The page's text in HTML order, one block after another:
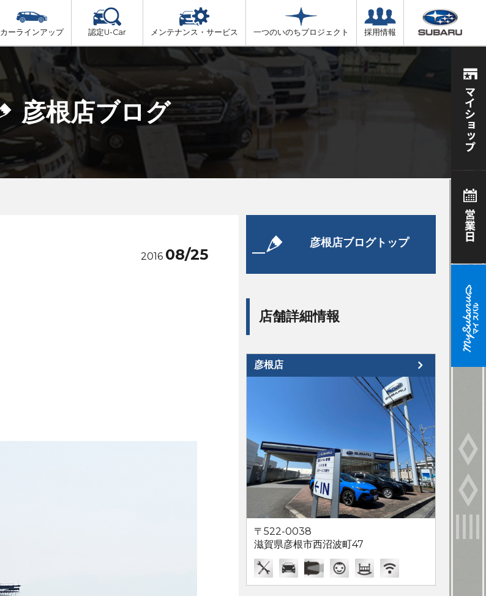
大津市内
湖東地域
東近江地域
カーラインアップ 認定U-Car メンテナンス・サービス
車検（法定24か月点検）
法定 12ヶ月 点検
6ヶ月ごとの セーフティ チェック
車検 3ヶ月前 無料診断
一つのいのちプロジェクト 採用情報
彦根店ブログ
2016 08/25
彦根店ブログトップ
店舗詳細情報
彦根店
〒522-0038
滋賀県彦根市西沼波町47